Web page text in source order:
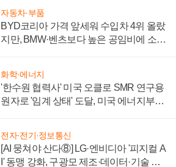
자동차·부품
BYD코리아 가격 앞세워 수입차 4위 올랐
지만, BMW·벤츠보다 높은 공임비에 소비
화학·에너지
'한수원 협력사' 미국 오클로 SMR 연구용
원자로 '임계 상태' 도달, 미국 에너지부
전자·전기·정보통신
[AI 뭉쳐야 산다⑧] LG·엔비디아 '피지컬 A
I' 동맹 강화, 구광모 제조·데이터·기술 결